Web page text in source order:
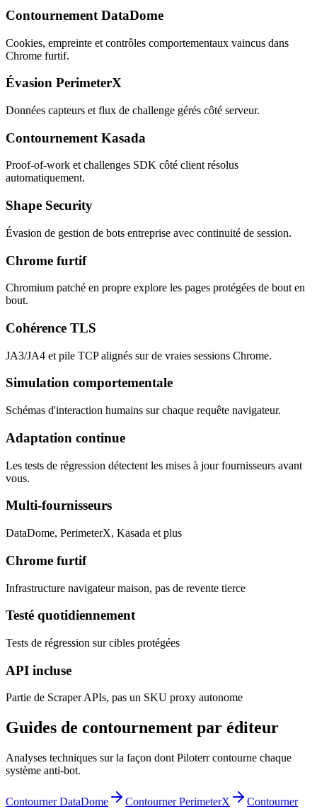
Contournement DataDome
Cookies, empreinte et contrôles comportementaux vaincus dans
Chrome furtif.
Évasion PerimeterX
Données capteurs et flux de challenge gérés côté serveur.
Contournement Kasada
Proof-of-work et challenges SDK côté client résolus
automatiquement.
Shape Security
Évasion de gestion de bots entreprise avec continuité de session.
Chrome furtif
Chromium patché en propre explore les pages protégées de bout en
bout.
Cohérence TLS
JA3/JA4 et pile TCP alignés sur de vraies sessions Chrome.
Simulation comportementale
Schémas d'interaction humains sur chaque requête navigateur.
Adaptation continue
Les tests de régression détectent les mises à jour fournisseurs avant
vous.
Multi-fournisseurs
DataDome, PerimeterX, Kasada et plus
Chrome furtif
Infrastructure navigateur maison, pas de revente tierce
Testé quotidiennement
Tests de régression sur cibles protégées
API incluse
Partie de Scraper APIs, pas un SKU proxy autonome
Guides de contournement par éditeur
Analyses techniques sur la façon dont Piloterr contourne chaque
système anti-bot.
Contourner DataDome Contourner PerimeterX
Contourner